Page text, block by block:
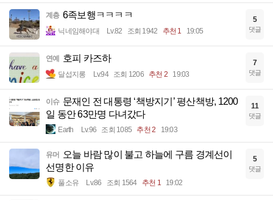
계층 6족보행ㅋㅋㅋㅋ
닉네임해야대 Lv.82 조회 1942 추천 1 19:05
5
댓글
연예 호피 카즈하
달섭지롱 Lv.94 조회 1206 추천 2 19:03
7
댓글
이슈 문재인 전 대통령 ‘책방지기’ 평산책방, 1200
일 동안 63만명 다녀갔다
Earth Lv.96 조회 1085 추천 2 19:03
11
댓글
유머
오늘 바람 많이 불고 하늘에 구름 경계선이
선명한 이유
풀소유 Lv.86 조회 1564 추천 1 19:02
5
댓글